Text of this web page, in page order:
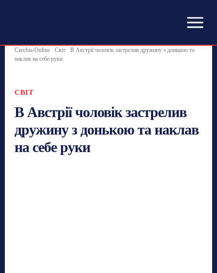
Czechia-Online Світ
В Австрії чоловік застрелив дружину з донькою та
наклав на себе руки
СВІТ
В Австрії чоловік застрелив
дружину з донькою та наклав
на себе руки